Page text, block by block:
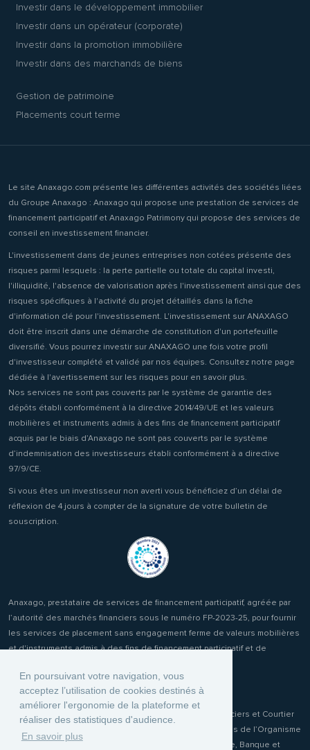
En poursuivant votre navigation, vous
acceptez l’utilisation de cookies destinés à
améliorer l'ergonomie de la plateforme et
réaliser des statistiques d'audience.
En savoir plus
Investir dans le développement immobilier
Investir dans un opérateur (corporate)
Investir dans la promotion immobilière
Investir dans des marchands de biens
Gestion de patrimoine
Placements court terme
Le site Anaxago.com présente les différentes activités des sociétés liées
du Groupe Anaxago : Anaxago qui propose une prestation de services de
financement participatif et Anaxago Patrimony qui propose des services de
conseil en investissement financier.
L'investissement dans de jeunes entreprises non cotées présente des
risques parmi lesquels : la perte partielle ou totale du capital investi,
l'illiquidité, l'absence de valorisation après l'investissement ainsi que des
risques spécifiques à l'activité du projet détaillés dans la fiche
d'information clé pour l'investissement. L'investissement sur ANAXAGO
doit être inscrit dans une démarche de constitution d'un portefeuille
diversifié. Vous pourrez investir sur ANAXAGO une fois votre profil
d'investisseur complété et validé par nos équipes. Consultez notre page
dédiée à l'avertissement sur les risques pour en savoir plus.
Nos services ne sont pas couverts par le système de garantie des
dépôts établi conformément à la directive 2014/49/UE et les valeurs
mobilières et instruments admis à des fins de financement participatif
acquis par le biais d’Anaxago ne sont pas couverts par le système
d’indemnisation des investisseurs établi conformément à a directive
97/9/CE.
Si vous êtes un investisseur non averti vous bénéficiez d’un délai de
réflexion de 4 jours à compter de la signature de votre bulletin de
souscription.
Anaxago, prestataire de services de financement participatif, agréée par
l’autorité des marchés financiers sous le numéro FP-2023-25, pour fournir
les services de placement sans engagement ferme de valeurs mobilières
et d'instruments admis à des fins de financement participatif et de
Anaxago Patrimony, conseiller en Investissements Financiers et Courtier
d'Assurance ou de réassurance (COA) immatriculée auprès de l’Organisme
pour le Registre unique des Intermédiaires en Assurance, Banque et